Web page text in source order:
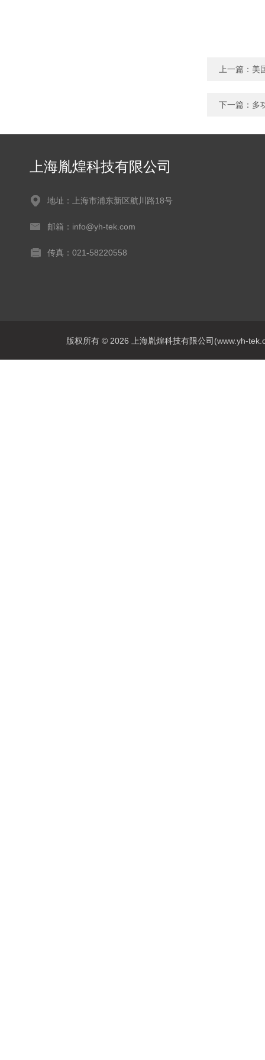
上一篇： 美
下一篇： 多
上海胤煌科技有限公司
地址：上海市浦东新区航川路18号
邮箱：info@yh-tek.com
传真：021-58220558
版权所有 © 2026 上海胤煌科技有限公司(www.yh-